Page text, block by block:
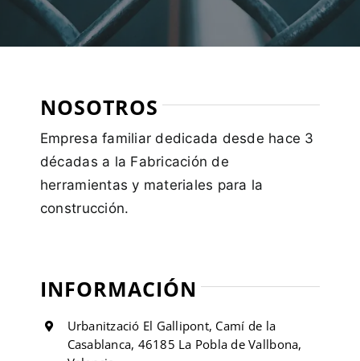
NOSOTROS
Empresa familiar dedicada desde hace 3
décadas a la Fabricación de
herramientas y materiales para la
construcción.
INFORMACIÓN
Urbanització El Gallipont, Camí de la
Casablanca, 46185 La Pobla de Vallbona,